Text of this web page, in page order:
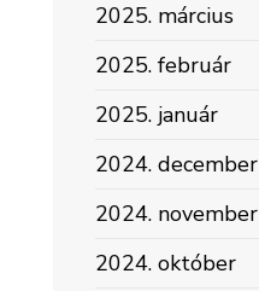
2025. március
2025. február
2025. január
2024. december
2024. november
2024. október